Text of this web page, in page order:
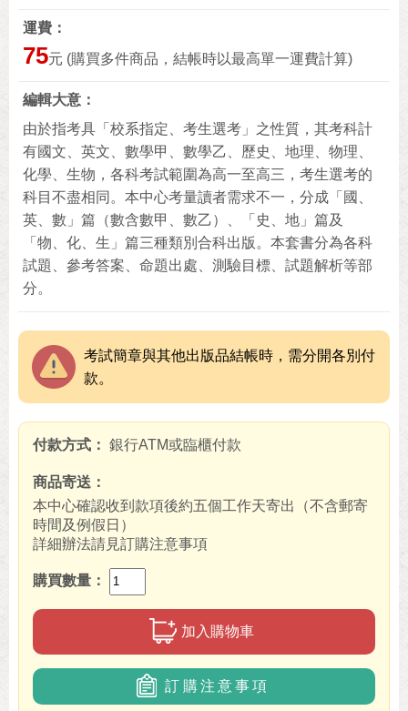
運費
75元 (購買多件商品，結帳時以最高單一運費計算)
編輯大意
由於指考具「校系指定、考生選考」之性質，其考科計
有國文、英文、數學甲、數學乙、歷史、地理、物理、
化學、生物，各科考試範圍為高一至高三，考生選考的
科目不盡相同。本中心考量讀者需求不一，分成「國、
英、數」篇（數含數甲、數乙）、「史、地」篇及
「物、化、生」篇三種類別合科出版。本套書分為各科
試題、參考答案、命題出處、測驗目標、試題解析等部
分。
考試簡章與其他出版品結帳時，需分開各別付
款。
付款方式 銀行ATM或臨櫃付款
商品寄送
本中心確認收到款項後約五個工作天寄出（不含郵寄
時間及例假日）
詳細辦法請見訂購注意事項
購買數量
加入購物車
訂購注意事項